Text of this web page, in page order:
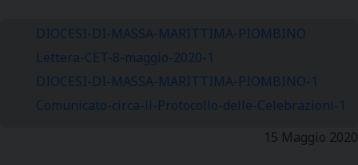
DIOCESI-DI-MASSA-MARITTIMA-PIOMBINO
Lettera-CET-8-maggio-2020-1
DIOCESI-DI-MASSA-MARITTIMA-PIOMBINO-1
Comunicato-circa-il-Protocollo-delle-Celebrazioni-1
15 Maggio 2020